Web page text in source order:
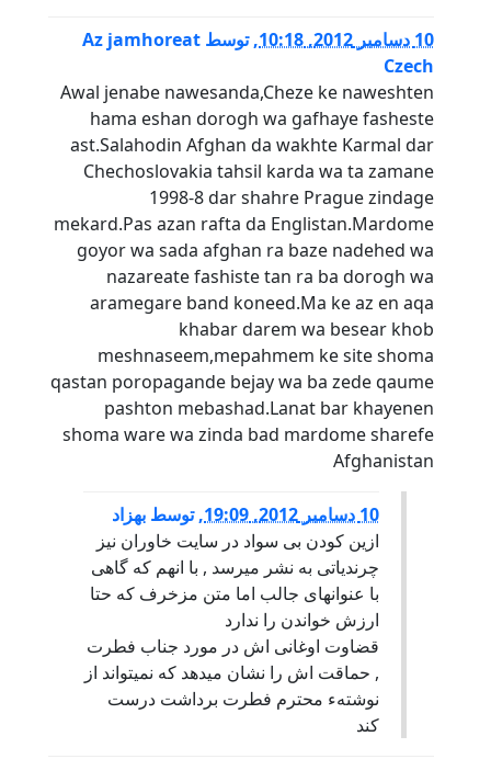
10 دسامبر 2012, 10:18 ,توسط Az jamhoreat
Czech
Awal jenabe nawesanda,Cheze ke naweshten
hama eshan dorogh wa gafhaye fasheste
ast.Salahodin Afghan da wakhte Karmal dar
Chechoslovakia tahsil karda wa ta zamane
1998-8 dar shahre Prague zindage
mekard.Pas azan rafta da Englistan.Mardome
goyor wa sada afghan ra baze nadehed wa
nazareate fashiste tan ra ba dorogh wa
aramegare band koneed.Ma ke az en aqa
khabar darem wa besear khob
meshnaseem,mepahmem ke site shoma
qastan poropagande bejay wa ba zede qaume
pashton mebashad.Lanat bar khayenen
shoma ware wa zinda bad mardome sharefe
Afghanistan
10 دسامبر 2012, 19:09 ,توسط بهزاد
ازین کودن بی سواد در سایت خاوران نیز
چرندیاتی به نشر میرسد , با انهم که گاهی
با عنوانهای جالب اما متن مزخرف که حتا
ارزش خواندن را ندارد
قضاوت اوغانی اش در مورد جناب فطرت
, حماقت اش را نشان میدهد که نمیتواند از
نوشتهء محترم فطرت برداشت درست
کند